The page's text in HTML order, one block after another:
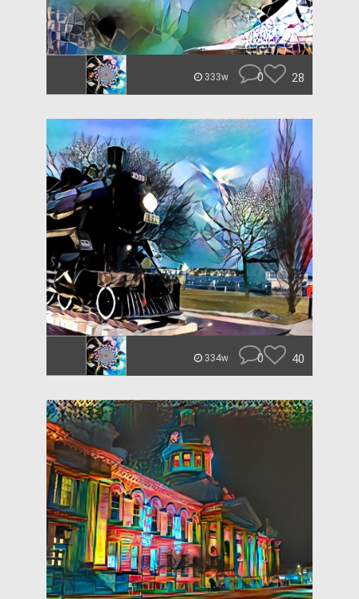
333w 0 28
334w 0 40